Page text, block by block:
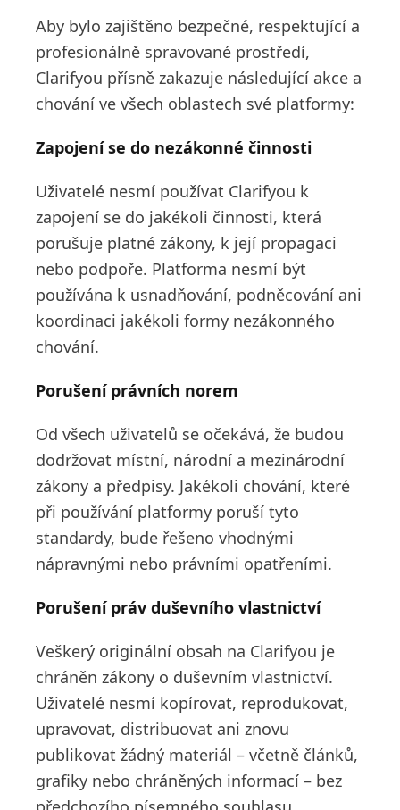
Aby bylo zajištěno bezpečné, respektující a
profesionálně spravované prostředí,
Clarifyou přísně zakazuje následující akce a
chování ve všech oblastech své platformy:
Zapojení se do nezákonné činnosti
Uživatelé nesmí používat Clarifyou k
zapojení se do jakékoli činnosti, která
porušuje platné zákony, k její propagaci
nebo podpoře. Platforma nesmí být
používána k usnadňování, podněcování ani
koordinaci jakékoli formy nezákonného
chování.
Porušení právních norem
Od všech uživatelů se očekává, že budou
dodržovat místní, národní a mezinárodní
zákony a předpisy. Jakékoli chování, které
při používání platformy poruší tyto
standardy, bude řešeno vhodnými
nápravnými nebo právními opatřeními.
Porušení práv duševního vlastnictví
Veškerý originální obsah na Clarifyou je
chráněn zákony o duševním vlastnictví.
Uživatelé nesmí kopírovat, reprodukovat,
upravovat, distribuovat ani znovu
publikovat žádný materiál – včetně článků,
grafiky nebo chráněných informací – bez